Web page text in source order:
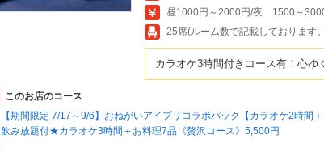
昼1000円～2000円/夜 1500～
25席(ルーム数で記載しております
カラオケ3時間付きコース有！心ゆ
このお店のコース
【期間限定 7/17～9/6】おねがいアイプリコラボパック【カラオケ2時間＋
飲み放題付★カラオケ3時間＋お料理7品《贅沢コース》5,500円